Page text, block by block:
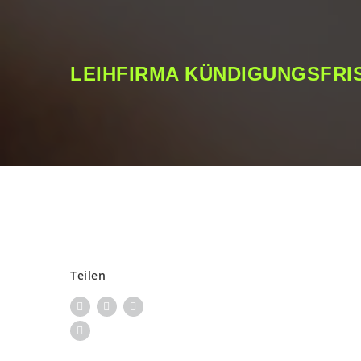
LEIHFIRMA
Teilen